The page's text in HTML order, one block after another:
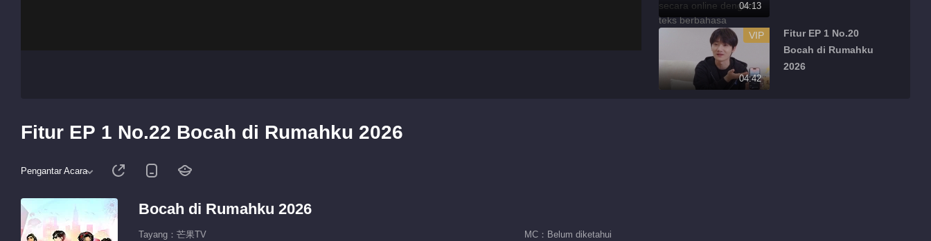
04:13
04:42
VIP
Fitur EP 1 No.20
Bocah di Rumahku
2026
Fitur EP 1 No.22 Bocah di Rumahku 2026
Pengantar Acara
Bocah di Rumahku 2026
Tayang：芒果TV
MC：Belum diketahui